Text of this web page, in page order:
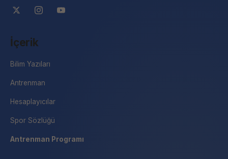
İçerik
Bilim Yazıları
Antrenman
Hesaplayıcılar
Spor Sözlüğü
Antrenman Programı